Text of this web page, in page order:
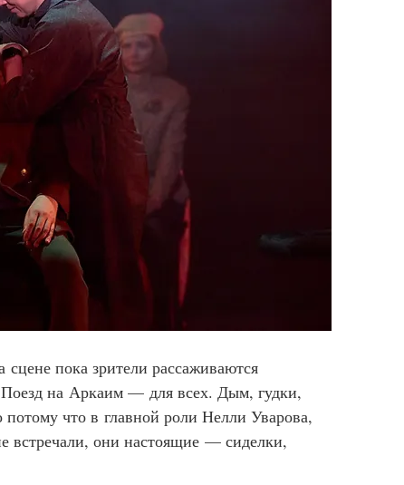
сцене пока зрители рассаживаются
на Аркаим — для всех. Дым, гудки,
что в главной роли Нелли Уварова,
встречали, они настоящие — сиделки,